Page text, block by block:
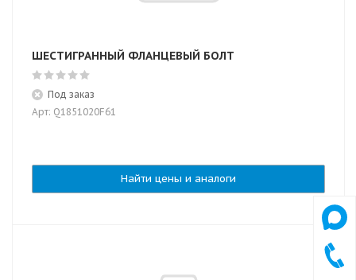
ШЕСТИГРАННЫЙ ФЛАНЦЕВЫЙ БОЛТ
Под заказ
Арт: Q1851020F61
Найти цены и аналоги